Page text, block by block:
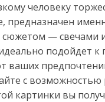
человеку
предназначен
сюжетом — свечами
подойдет к
ваших
с возможностью
картинки вы